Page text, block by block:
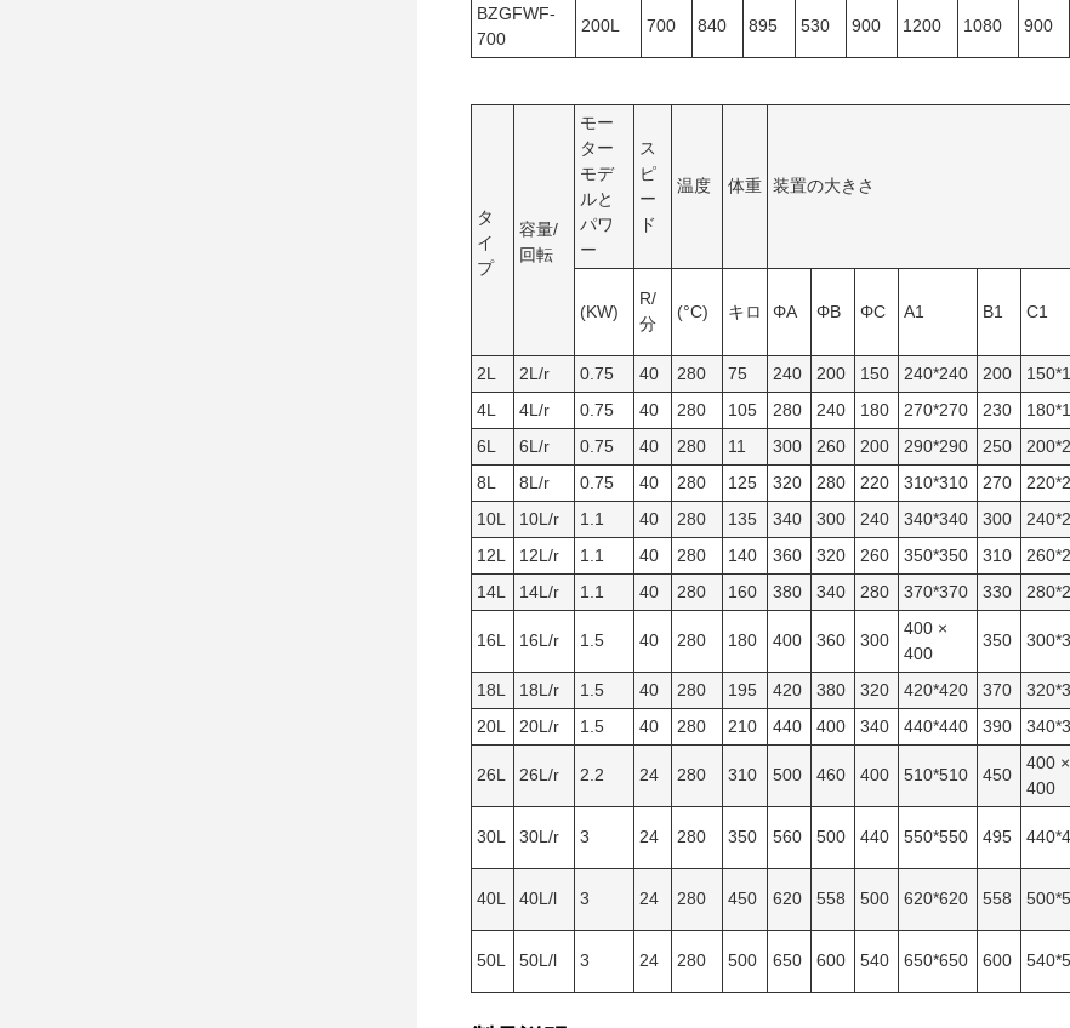
BZGFWF-
700
200L 700 840 895 530 900 1200 1080 900
タ
イ
プ
容量/
回転
モー
ター
モデ
ルと
パワ
ー
ス
ピ
ー
ド
温度 体重 装置の大きさ
(KW)
R/
分
(°C) キロ ΦA ΦB ΦC A1 B1 C1
2L 2L/r 0.75 40 280 75 240 200 150 240*240 200
4L
4L/r 0.75 40 280 105 280 240 180 270*270 230
6L
6L/r 0.75 40 280 11 300 260 200 290*290 250
8L
8L/r 0.75 40 280 125 320 280 220 310*310 270
10L
10L/r 1.1 40 280 135 340 300 240 340*340 300
12L
12L/r 1.1 40 280 140 360 320 260 350*350 310
14L
14L/r 1.1 40 280 160 380 340 280 370*370 330
16L 16L/r 1.5 40 280 180 400 360 300
400 ×
400
350
18L 18L/r 1.5 40 280 195 420 380 320 420*420 370
20L
20L/r 1.5 40 280 210 440 400 340 440*440 390
26L 26L/r 2.2 24 280 310 500 460 400 510*510 450
400 ×
400
30L 30L/r 3 24 280 350 560 500 440 550*550 495
40L 40L/l 3 24 280 450 620 558 500 620*620 558
50L 50L/l 3 24 280 500 650 600 540 650*650 600